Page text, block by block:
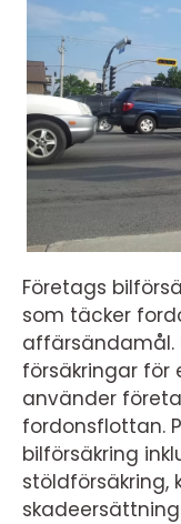
Företags
som täcker
affärsändamål.
försäkringar för
använder
fordonsflottan.
bilförsäkring
stöldförsäkring,